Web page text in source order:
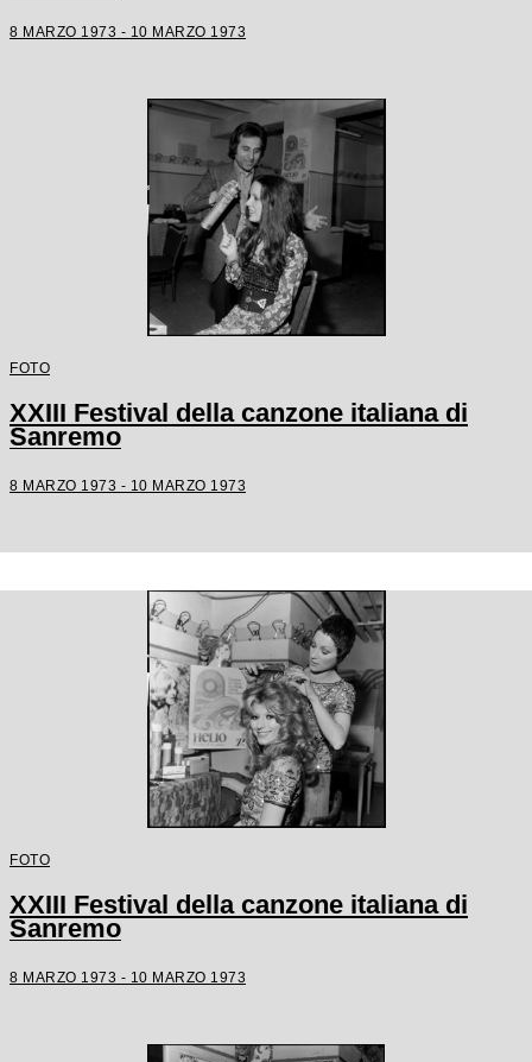
8 MARZO 1973 - 10 MARZO 1973
FOTO
XXIII Festival della canzone italiana di
Sanremo
8 MARZO 1973 - 10 MARZO 1973
FOTO
XXIII Festival della canzone italiana di
Sanremo
8 MARZO 1973 - 10 MARZO 1973